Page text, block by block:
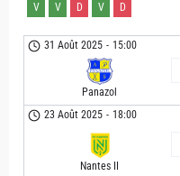
V V D V D
31 Août 2025 - 15:00
Panazol
23 Août 2025 - 18:00
Nantes II